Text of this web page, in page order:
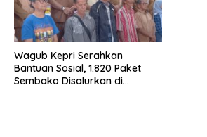
Wagub Kepri Serahkan
Bantuan Sosial, 1.820 Paket
Sembako Disalurkan di